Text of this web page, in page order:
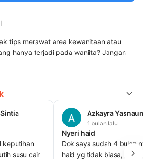
keputihan
susu cair
Azkayra
1 bulan lalu
Nyeri haid
Dok saya sudah 4 bulan
haid yg tidak biasa, perut
tips merawat area kewanitaan atau
hanya terjadi pada waniita? Jangan